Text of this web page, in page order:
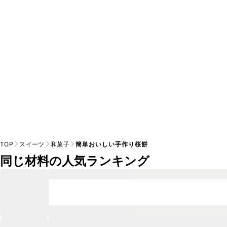
TOP スイーツ 和菓子 簡単おいしい手作り桜餅
同じ材料の人気ランキング